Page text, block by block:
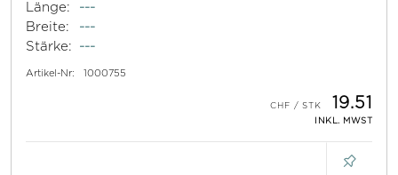
Länge:
---
Breite:
---
Stärke:
---
Artikel-Nr: 1000755
19.51
INKL. MWST